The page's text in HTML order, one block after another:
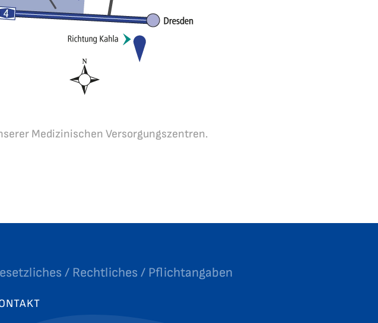
Medizinischen Versorgungszentren.
/ Rechtliches / Pflichtangaben